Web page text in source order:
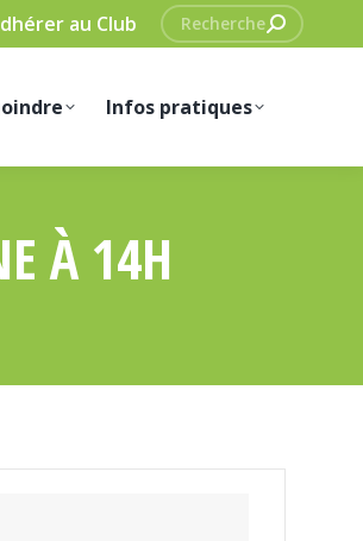
au Club
Recherche
:
Infos pratiques
À 14H